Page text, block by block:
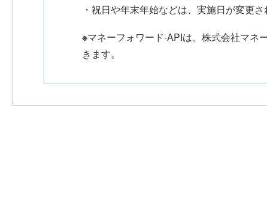
・祝日や年末年始などは、実施日が変更さ
※マネーフォワード-APIは、株式会社マネ
きます。